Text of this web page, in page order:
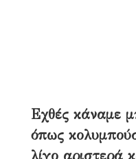
Εχθές κάναμε
όπως